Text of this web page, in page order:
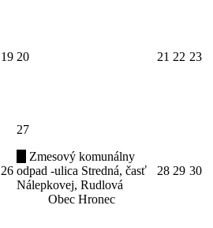
19 20 21 22 23
26
27
Zmesový komunálny
odpad -ulica Stredná, časť
Nálepkovej, Rudlová
Obec Hronec
28 29 30